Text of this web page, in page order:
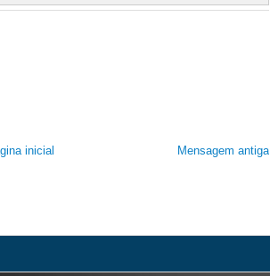
Mensagem antiga
inicial